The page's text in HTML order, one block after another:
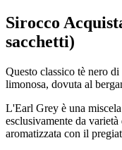
Sirocco
sacchetti)
Questo classico tè nero
limonosa, dovuta al
L'Earl Grey è una
esclusivamente da
aromatizzata con il